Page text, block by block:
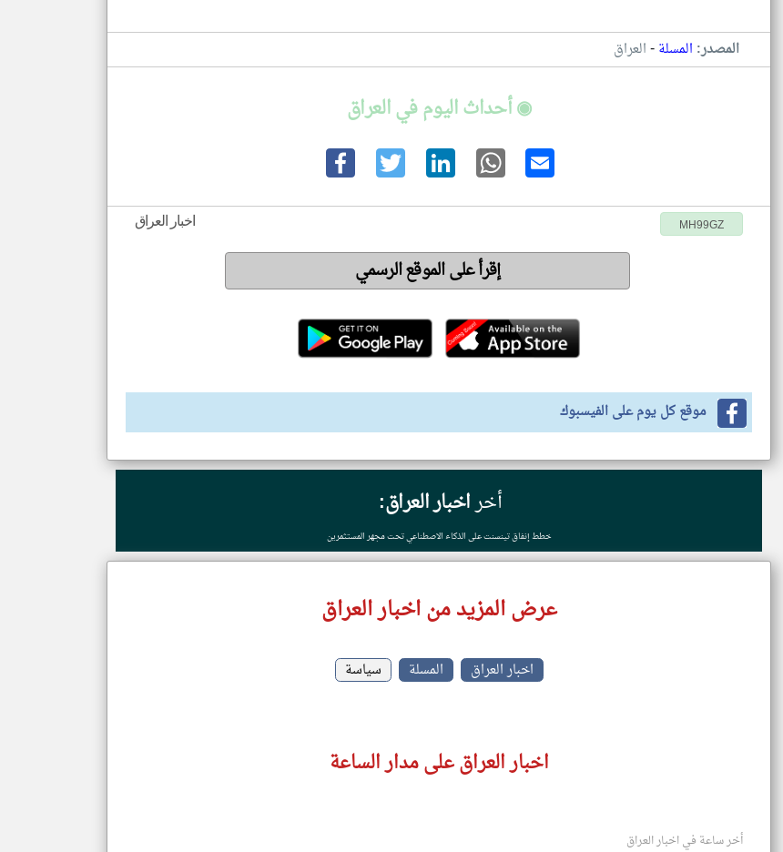
المصدر: المسلة-العراق
◉ أحداث اليوم في العراق
اخبار العراق MH99GZ
إقرأ على الموقع الرسمي
موقع كل يوم على الفيسبوك
أخراخبار العراق:
خطط إنفاق تينسنت على الذكاء الاصطناعي تحت مجهر المستثمرين
عرض المزيد من اخبار العراق
اخبار العراق المسلة سياسة
اخبار العراق على مدار الساعة
أخر ساعة في اخبار العراق